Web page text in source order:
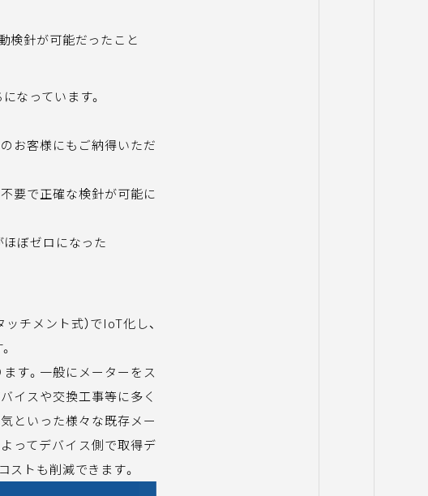
検針が可能だったこと
なっています。
お客様にもご納得いただ
要で正確な検針が可能に
ほぼゼロになった
チメント式）でIoT化し、
す。一般にメーターをス
イスや交換工事等に多く
といった様々な既存メー
ってデバイス側で取得デ
ストも削減できます。